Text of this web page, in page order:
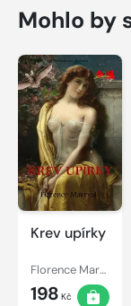
Mohlo by
Krev upírky
Florence Marryat
198 Kč